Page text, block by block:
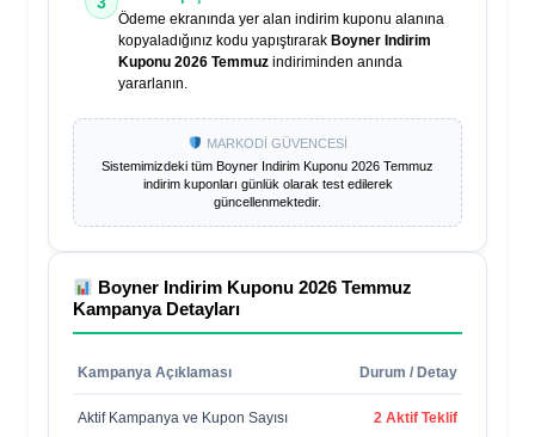
Ödeme ekranında yer alan indirim kuponu alanına
kopyaladığınız kodu yapıştırarak Boyner Indirim
Kuponu 2026 Temmuz indiriminden anında
yararlanın.
MARKODİ GÜVENCESİ
Sistemimizdeki tüm Boyner Indirim Kuponu 2026 Temmuz
indirim kuponları günlük olarak test edilerek
güncellenmektedir.
Boyner Indirim Kuponu 2026 Temmuz
Kampanya Detayları
Kampanya Açıklaması Durum / Detay
Aktif Kampanya ve Kupon Sayısı 2 Aktif Teklif